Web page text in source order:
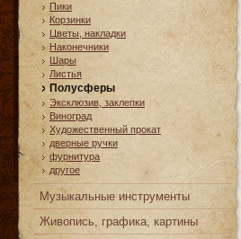
Пики
Корзинки
Цветы, накладки
Наконечники
Шары
Листья
Полусферы
Эксклюзив, заклепки
Виноград
Художественный прокат
дверные ручки
фурнитура
другое
Музыкальные инструменты
Живопись, графика, картины